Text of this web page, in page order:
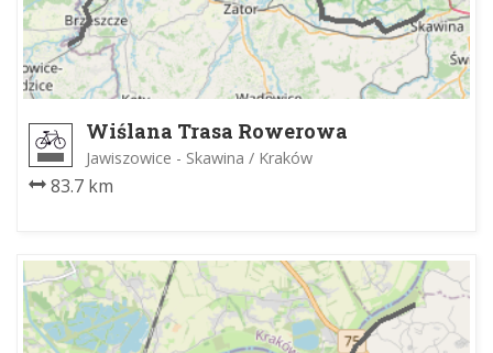
Wiślana Trasa Rowerowa
Jawiszowice - Skawina / Kraków
83.7 km